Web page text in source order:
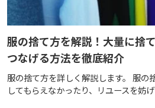
服の捨て方を解説！大量に捨
つなげる方法を徹底紹介
服の捨て方を詳しく解説します。 服の
してもらえなかったり、リユースを妨